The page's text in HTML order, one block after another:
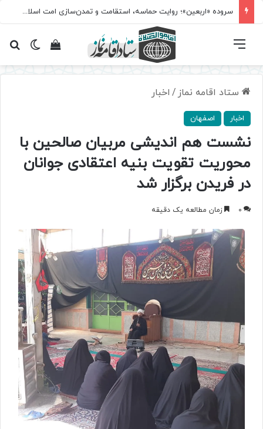
سروده‌ «اربعین»؛ روایت حماسه، استقامت و تمدن‌سازی امت اسلامی
تغییرمشاهده فهرست
ستاد اقامه نماز / اخبار
اخبار اصفهان
نشست هم اندیشی مربیان صالحین با
محوریت تقویت بنیه اعتقادی جوانان
در فریدن برگزار شد
0 زمان مطالعه یک دقیقه